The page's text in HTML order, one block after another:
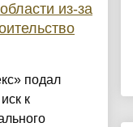
из-за
подал
к